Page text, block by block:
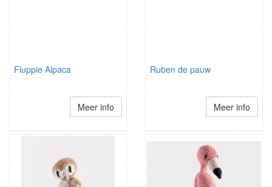
Fluppie Alpaca
Meer info
Ruben de pauw
Meer info